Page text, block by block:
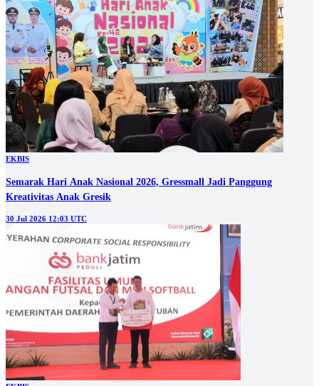
EKBIS
Semarak Hari Anak Nasional 2026, Gressmall Jadi Panggung
Kreativitas Anak Gresik
30 Jul 2026 12:03 UTC